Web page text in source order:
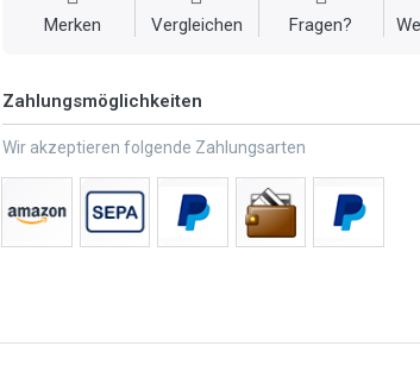
Merken Vergleichen Fragen?
Zahlungsmöglichkeiten
Wir akzeptieren folgende Zahlungsarten